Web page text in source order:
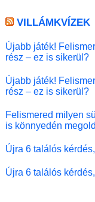
VILLÁMKVÍZEK
Újabb játék!
rész – ez is sikerül?
Újabb játék!
rész – ez is sikerül?
Felismered milyen
is könnyedén
Újra 6 találós
Újra 6 találós